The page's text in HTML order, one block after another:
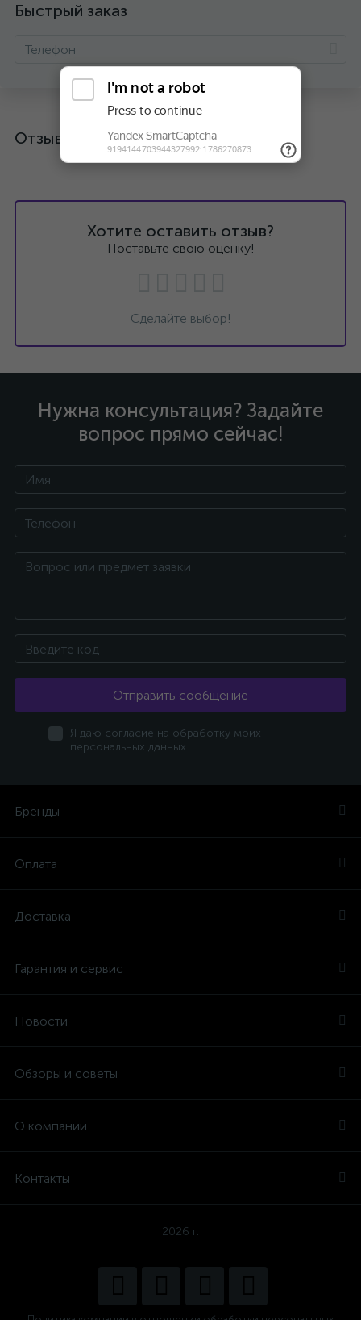
Быстрый заказ
Отзывы
Хотите оставить отзыв?
Поставьте свою оценку!
Сделайте выбор!
Нужна консультация? Задайте
вопрос прямо сейчас!
Отправить сообщение
Я даю согласие на обработку моих
персональных данных
Бренды
Оплата
Доставка
Гарантия и сервис
Новости
Обзоры и советы
О компании
Контакты
2026 г.